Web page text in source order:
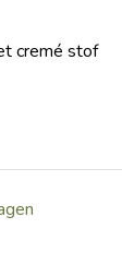
cremé stof